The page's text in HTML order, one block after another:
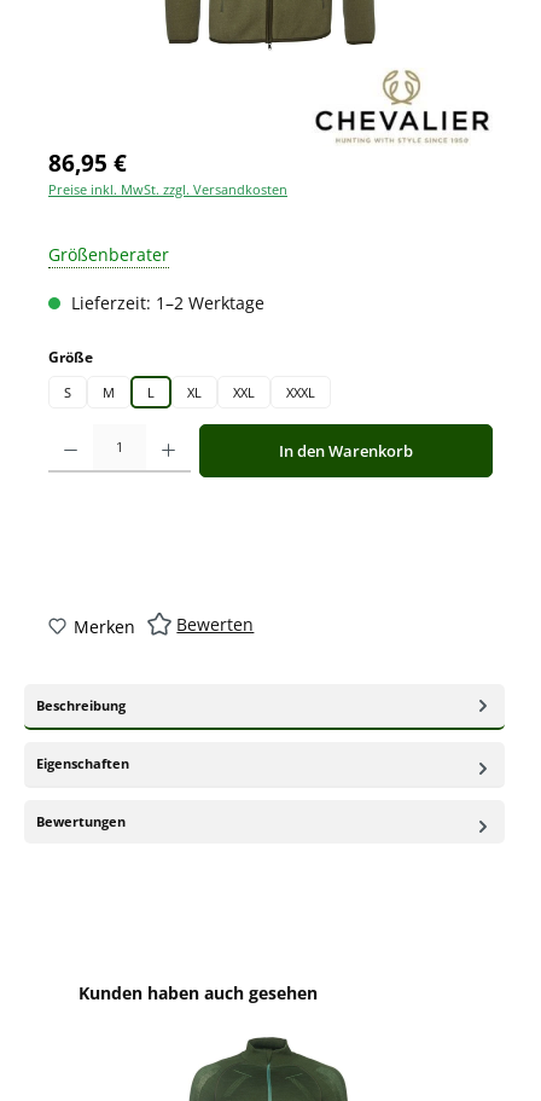
86,95 €
Preise inkl. MwSt. zzgl. Versandkosten
Größenberater
Lieferzeit: 1–2 Werktage
Größeauswählen
S M L XL XXL XXXL
Produkt Anzahl: Gib den gewünschten Wert ein oder benutze die
In den Warenkorb
Merken Bewerten
Beschreibung
Eigenschaften
Bewertungen
Produktgalerie überspringen
Kunden haben auch gesehen